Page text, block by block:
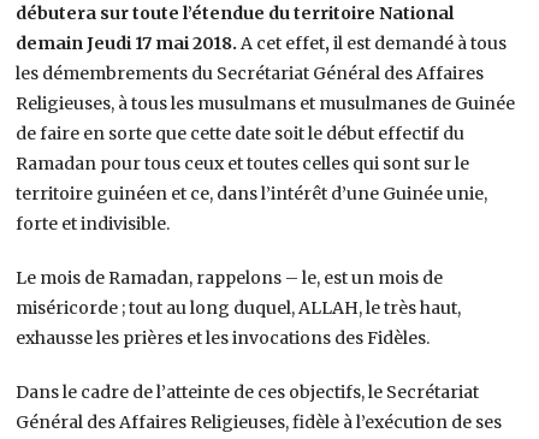
débutera sur toute l’étendue du territoire National
demain Jeudi 17 mai 2018. A cet effet,il est demandé à tous
les démembrements du Secrétariat Général des Affaires
Religieuses, à tous les musulmans et musulmanes de Guinée
de faire en sorte que cette date soit le début effectif du
Ramadan pour tous ceux et toutes celles qui sont sur le
territoire guinéen et ce, dans l’intérêt d’une Guinée unie,
forte et indivisible.
Le mois de Ramadan, rappelons – le, est un mois de
miséricorde ; tout au long duquel, ALLAH, le très haut,
exhausse les prières et les invocations des Fidèles.
Dans le cadre de l’atteinte de ces objectifs, le Secrétariat
Général des Affaires Religieuses, fidèle à l’exécution de ses